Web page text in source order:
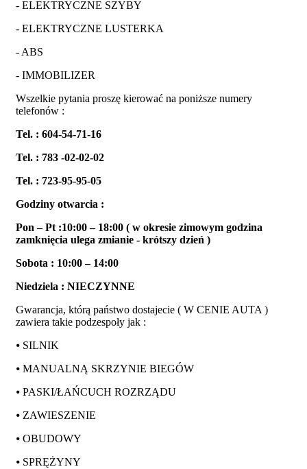
- ELEKTRYCZNE SZYBY
- ELEKTRYCZNE LUSTERKA
- ABS
- IMMOBILIZER
Wszelkie pytania proszę kierować na poniższe numery
telefonów :
Tel. : 604-54-71-16
Tel. : 783 -02-02-02
Tel. : 723-95-95-05
Godziny otwarcia :
Pon – Pt :10:00 – 18:00 ( w okresie zimowym godzina
zamknięcia ulega zmianie - krótszy dzień )
Sobota : 10:00 – 14:00
Niedziela : NIECZYNNE
Gwarancja, którą państwo dostajecie ( W CENIE AUTA )
zawiera takie podzespoły jak :
⦁ SILNIK
⦁ MANUALNĄ SKRZYNIE BIEGÓW
⦁ PASKI/ŁAŃCUCH ROZRZĄDU
⦁ ZAWIESZENIE
⦁ OBUDOWY
⦁ SPRĘŻYNY